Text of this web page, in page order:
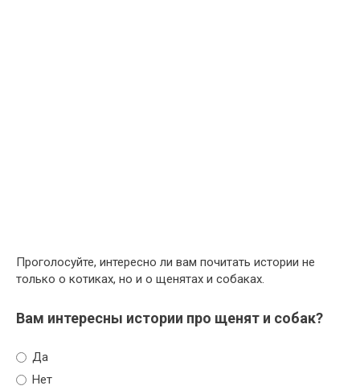
Проголосуйте, интересно ли вам почитать истории не
только о котиках, но и о щенятах и собаках.
Вам интересны истории про щенят и собак?
Да
Нет